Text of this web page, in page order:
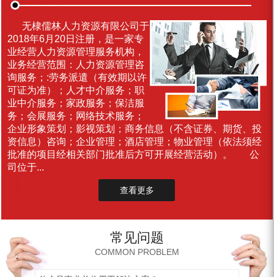
无棣儒林人力资源有限公司于
2018年6月20日注册，是一家专
业经营人力资源管理服务机构，
业务经营范围：人力资源管理咨
询服务；:劳务派遣（有效期以许
可证为准）；人才中介服务；职
业中介服务；家政服务；保洁服
务；会展服务；网络技术服务；
企业形象策划；影视策划；商务信息（不含证券、期货、投
资信息）咨询；企业管理；酒店管理；物业管理（依法须经
批准的项目经相关部门批准后方可开展经营活动）。 公
司位于...
查看更多
常见问题
COMMON PROBLEM